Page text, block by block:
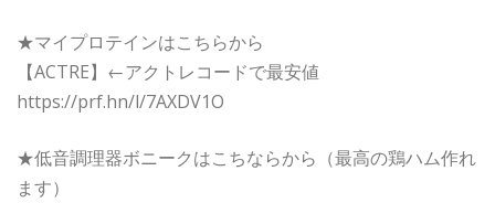
★マイプロテインはこちらから
【ACTRE】←アクトレコードで最安値
https://prf.hn/l/7AXDV1O
★低音調理器ボニークはこちならから（最高の鶏ハム作れ
ます）